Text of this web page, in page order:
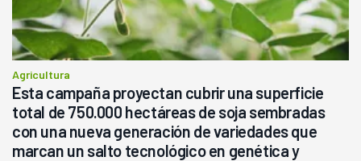
Agricultura
Esta campaña proyectan cubrir una superficie
total de 750.000 hectáreas de soja sembradas
con una nueva generación de variedades que
marcan un salto tecnológico en genética y